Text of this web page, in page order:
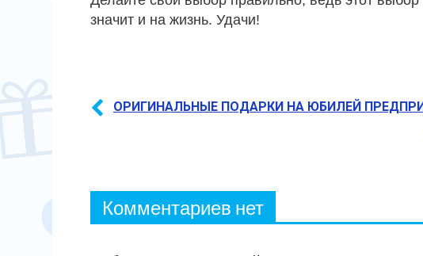
значит и на жизнь. Удачи!
ОРИГИНАЛЬНЫЕ ПОДАРКИ НА ЮБИЛЕЙ
Комментариев нет